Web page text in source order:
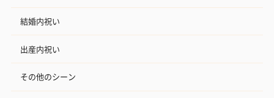
結婚内祝い
出産内祝い
その他のシーン